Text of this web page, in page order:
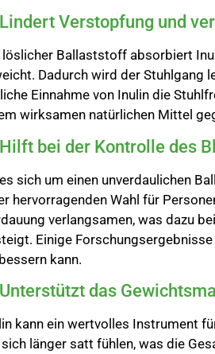
Verstopfung und
Ballaststoff absorbiert
Dadurch wird der Stuhlgang
Einnahme von Inulin die
wirksamen natürlichen Mittel
bei der Kontrolle des
sich um einen unverdaulichen
hervorragenden Wahl für
verlangsamen, was dazu
Einige
kann.
das
kann ein wertvolles Instrument
sich länger satt fühlen, was die